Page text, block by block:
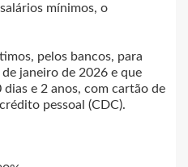
mínimos, o
pelos bancos, para
janeiro de 2026 e que
e 2 anos, com cartão de
pessoal (CDC).